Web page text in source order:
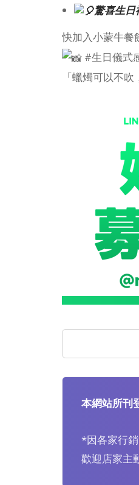
驚喜生
快加入小蒙牛餐
#生日儀式
「蠟燭可以不
本網站所刊
*因各家行
歡迎店家主